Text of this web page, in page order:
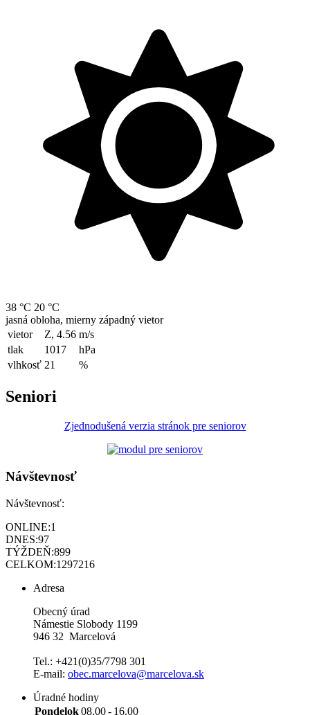
38 °C 20 °C
jasná obloha, mierny západný vietor
vietor
Z, 4.56 m/s
tlak
1017
hPa
vlhkosť 21 %
Seniori
Zjednodušená verzia stránok pre seniorov
Návštevnosť
Návštevnosť:
ONLINE:1
DNES:97
TÝŽDEŇ:899
CELKOM:1297216
Adresa
Obecný úrad
Námestie Slobody 1199
946 32 Marcelová
Tel.: +421(0)35/7798 301
E-mail: obec.marcelova@marcelova.sk
Úradné hodiny
Pondelok08.00- 16.00